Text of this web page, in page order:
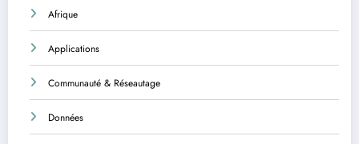
Afrique
Applications
Communauté & Réseautage
Données